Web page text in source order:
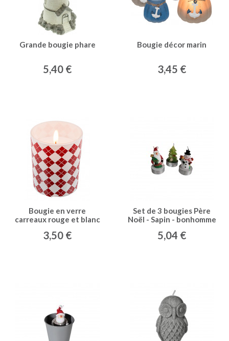
Grande bougie phare
5,40 €
Bougie décor marin
3,45 €
Bougie en verre
carreaux rouge et blanc
3,50 €
Set de 3 bougies Père
Noël - Sapin - bonhomme
5,04 €